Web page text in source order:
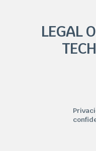
LEGAL